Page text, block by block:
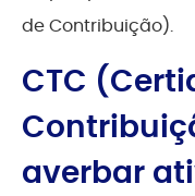
de Contribuição).
CTC
averbar